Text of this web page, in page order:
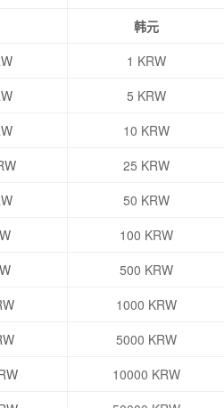
韩元
1 KRW
5 KRW
10 KRW
25 KRW
50 KRW
100 KRW
500 KRW
1000 KRW
5000 KRW
10000 KRW